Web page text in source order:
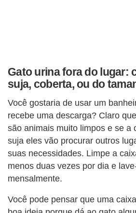
Gato urina fora do lugar:
suja, coberta, ou do
Você gostaria de usar um
recebe uma descarga? Claro
são animais muito limpos e se a
suja eles vão procurar outros
suas necessidades. Limpe a
menos duas vezes por dia e
mensalmente.
Você pode pensar que uma
i
a
i
s
e
x
ó
t
i